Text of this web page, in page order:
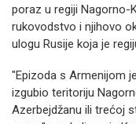
poraz u regiji Nagorno-
rukovodstvo i njihovo
ulogu Rusije koja je
"Epizoda s Armenijom
izgubio teritoriju
Azerbejdžanu ili trećoj